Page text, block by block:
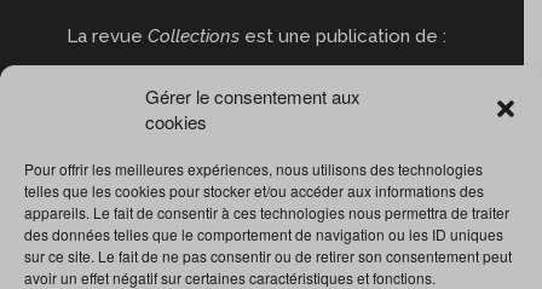
Gérer le consentement aux
cookies
Pour offrir les meilleures expériences, nous utilisons des technologies
telles que les cookies pour stocker et/ou accéder aux informations des
appareils. Le fait de consentir à ces technologies nous permettra de traiter
des données telles que le comportement de navigation ou les ID uniques
sur ce site. Le fait de ne pas consentir ou de retirer son consentement peut
avoir un effet négatif sur certaines caractéristiques et fonctions.
La revue Collections est une publication de :